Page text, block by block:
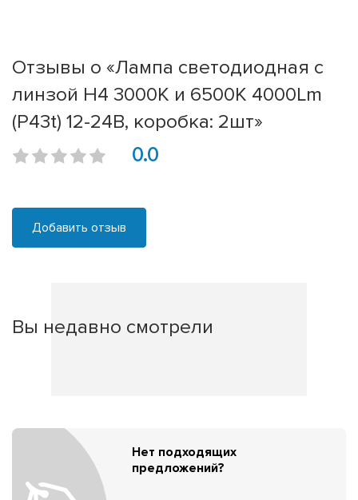
Отзывы о «Лампа светодиодная c
линзой H4 3000K и 6500K 4000Lm
(P43t) 12-24В, коробка: 2шт»
0.0
Добавить отзыв
Вы недавно смотрели
Нет подходящих
предложений?